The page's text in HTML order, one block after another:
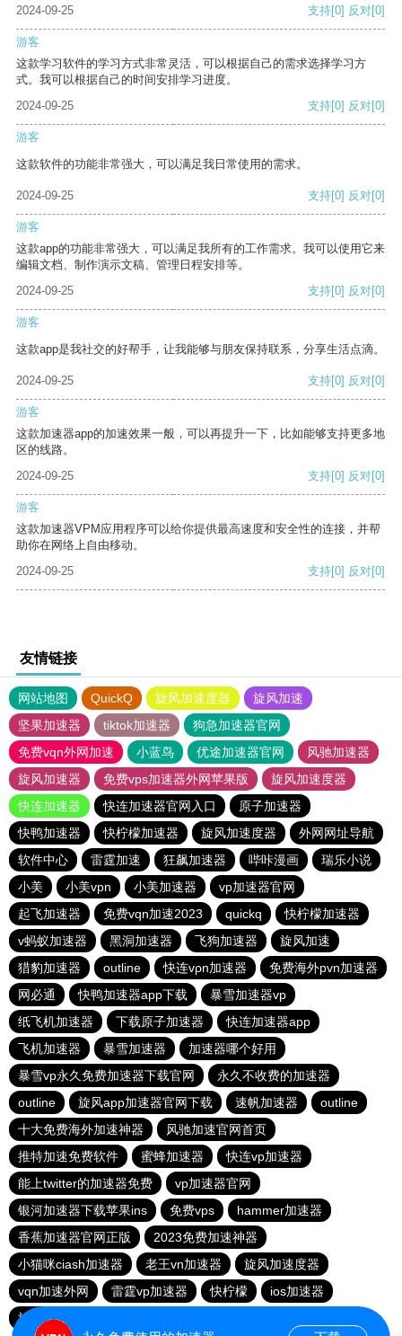
2024-09-25
支持[0] 反对[0]
游客
这款学习软件的学习方式非常灵活，可以根据自己的需求选择学习方
式。我可以根据自己的时间安排学习进度。
2024-09-25
支持[0] 反对[0]
游客
这款软件的功能非常强大，可以满足我日常使用的需求。
2024-09-25 支持[0] 反对[0]
游客
这款app的功能非常强大，可以满足我所有的工作需求。我可以使用它来
编辑文档、制作演示文稿、管理日程安排等。
2024-09-25
支持[0] 反对[0]
游客
这款app是我社交的好帮手，让我能够与朋友保持联系，分享生活点滴。
2024-09-25 支持[0] 反对[0]
游客
这款加速器app的加速效果一般，可以再提升一下，比如能够支持更多地
区的线路。
2024-09-25
支持[0] 反对[0]
游客
这款加速器VPM应用程序可以给你提供最高速度和安全性的连接，并帮
助你在网络上自由移动。
2024-09-25
支持[0] 反对[0]
友情链接
网站地图 QuickQ 旋风加速度器
旋风加速
坚果加速器
tiktok加速器
狗急加速器官网
免费vqn外网加速
小蓝鸟 优途加速器官网
风驰加速器
旋风加速器
免费vps加速器外网苹果版
旋风加速度器
快连加速器
快连加速器官网入口
原子加速器
快鸭加速器
快柠檬加速器 旋风加速度器
外网网址导航
软件中心
雷霆加速 狂飙加速器 哔咔漫画
瑞乐小说
小美
小美vpn 小美加速器
vp加速器官网
起飞加速器
免费vqn加速2023 quickq
快柠檬加速器
v蚂蚁加速器
黑洞加速器 飞狗加速器
旋风加速
猎豹加速器
outline 快连vρn加速器
免费海外pvn加速器
网必通
快鸭加速器app下载
暴雪加速器vp
纸飞机加速器
下载原子加速器
快连加速器app
飞机加速器
暴雪加速器
加速器哪个好用
暴雪vp永久免费加速器下载官网
永久不收费的加速器
outline
旋风app加速器官网下载 速帆加速器
outline
十大免费海外加速神器
风驰加速官网首页
推特加速免费软件
蜜蜂加速器
快连vp加速器
能上twitter的加速器免费
vp加速器官网
银河加速器下载苹果ins
免费vps
hammer加速器
香蕉加速器官网正版
2023免费加速神器
小猫咪ciash加速器
老王vn加速器
旋风加速度器
vqn加速外网
雷霆vp加速器 快柠檬
ios加速器
旋风加速度器